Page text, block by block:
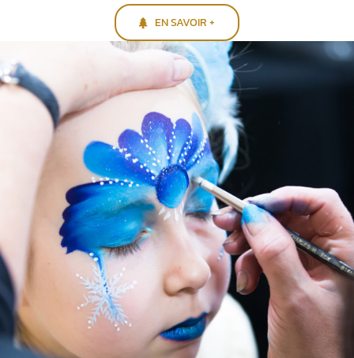
EN SAVOIR +